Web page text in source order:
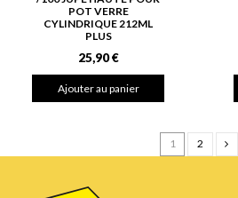
POT VERRE
CYLINDRIQUE 212ML
PLUS
25,90 €
Ajouter au panier
1 2